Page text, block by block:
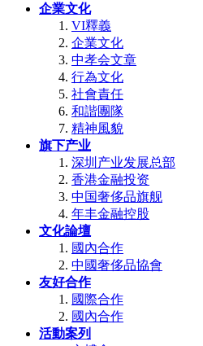
企業文化
VI釋義
企業文化
中孝会文章
行為文化
社會責任
和諧團隊
精神風貌
旗下产业
深圳产业发展总部
香港金融投资
中国奢侈品旗舰
年丰金融控股
文化論壇
國內合作
中國奢侈品協會
友好合作
國際合作
國內合作
活動案列